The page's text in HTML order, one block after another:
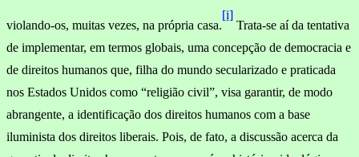
violando-os, muitas vezes, na própria casa.
[i]
Trata-se aí da tentativa
de imple­mentar, em termos globais, uma concepção de democracia e
de direitos humanos que, filha do mundo secularizado e praticada
nos Estados Unidos como “religião civil”, visa garantir, de modo
abrangente, a identificação dos direitos humanos com a base
iluminista dos direi­tos liberais. Pois, de fato, a discussão acerca da